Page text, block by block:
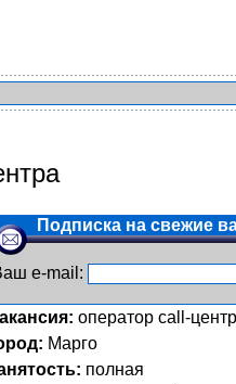
Подписка на свежие
e-mail:
оператор call-
Марго
полная